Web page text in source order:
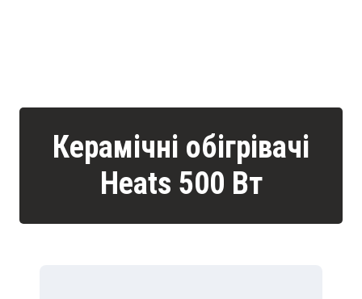
Керамічні обігрівачі
Heats 500 Вт